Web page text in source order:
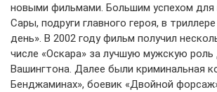
новыми фильмами. Большим успехом для
Сары, подруги главного героя, в
день». В 2002 году фильм получил
числе «Оскара» за лучшую мужскую роль
Вашингтона. Далее были криминальная
Бенджаминах», боевик «Двойной